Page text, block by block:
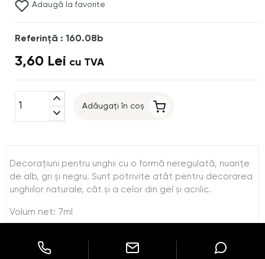
Adaugă la favorite
Referinţă : 160.08b
3,60 Lei cu TVA
expand_less
expand_more
Adăugați în coș
Decoraţiuni pentru unghii cu o formă neregulată, nuanţe
de alb, gri şi negru. Sunt potrivite atât pentru decorarea
unghiilor naturale, cât şi a celor din gel şi acrilic.
Volum net: 7ml